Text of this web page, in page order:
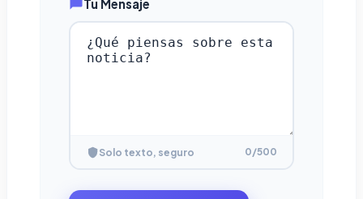
Tu Mensaje
Solo texto, seguro 0/500